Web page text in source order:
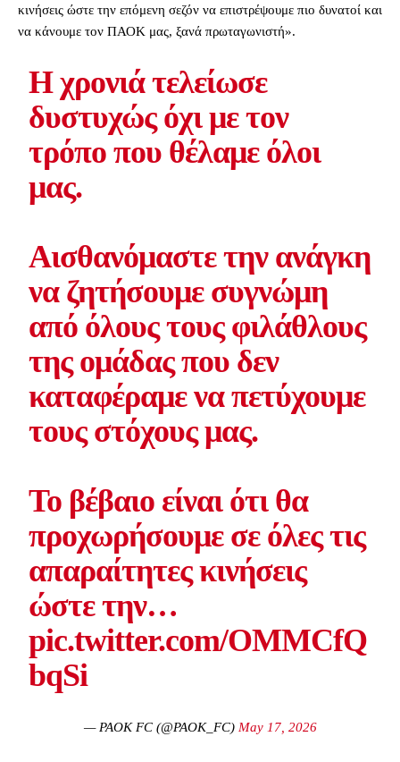
κινήσεις ώστε την επόμενη σεζόν να επιστρέψουμε πιο δυνατοί και
να κάνουμε τον ΠΑΟΚ μας, ξανά πρωταγωνιστή».
Η χρονιά τελείωσε
δυστυχώς όχι με τον
τρόπο που θέλαμε όλοι
μας.
Αισθανόμαστε την ανάγκη
να ζητήσουμε συγνώμη
από όλους τους φιλάθλους
της ομάδας που δεν
καταφέραμε να πετύχουμε
τους στόχους μας.
Το βέβαιο είναι ότι θα
προχωρήσουμε σε όλες τις
απαραίτητες κινήσεις
ώστε την…
pic.twitter.com/OMMCfQ
bqSi
— PAOK FC (@PAOK_FC) May 17, 2026